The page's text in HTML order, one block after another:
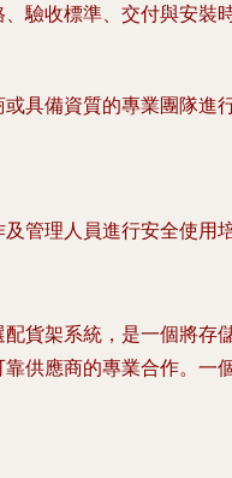
驗收標準、交付與安裝
具備資質的專業團隊進
管理人員進行安全使用
貨架系統，是一個將存
供應商的專業合作。一